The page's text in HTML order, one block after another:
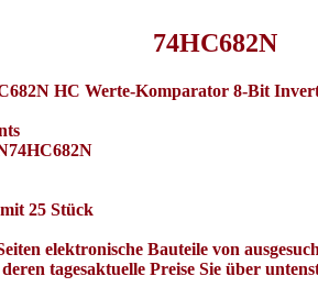
74HC682N
HC Werte-Komparator 8-Bit
25 Stück
elektronische Bauteile von
tagesaktuelle Preise Sie über